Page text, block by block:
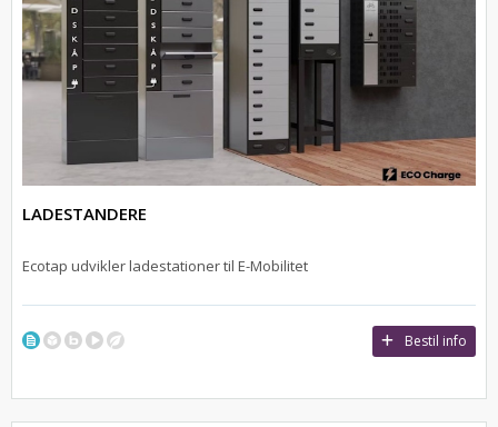
LADESTANDERE
Ecotap udvikler ladestationer til E-Mobilitet
Bestil info